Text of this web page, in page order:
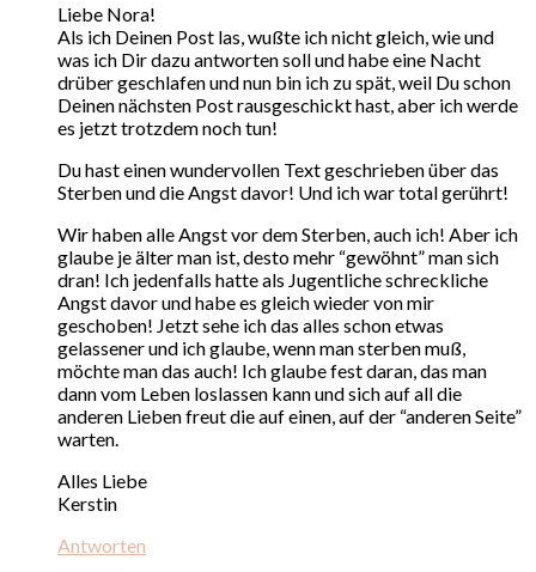
Liebe Nora!
Als ich Deinen Post las, wußte ich nicht gleich, wie und
was ich Dir dazu antworten soll und habe eine Nacht
drüber geschlafen und nun bin ich zu spät, weil Du schon
Deinen nächsten Post rausgeschickt hast, aber ich werde
es jetzt trotzdem noch tun!
Du hast einen wundervollen Text geschrieben über das
Sterben und die Angst davor! Und ich war total gerührt!
Wir haben alle Angst vor dem Sterben, auch ich! Aber ich
glaube je älter man ist, desto mehr “gewöhnt” man sich
dran! Ich jedenfalls hatte als Jugentliche schreckliche
Angst davor und habe es gleich wieder von mir
geschoben! Jetzt sehe ich das alles schon etwas
gelassener und ich glaube, wenn man sterben muß,
möchte man das auch! Ich glaube fest daran, das man
dann vom Leben loslassen kann und sich auf all die
anderen Lieben freut die auf einen, auf der “anderen Seite”
warten.
Alles Liebe
Kerstin
Antworten